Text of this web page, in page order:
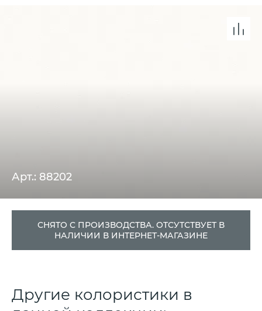
Арт.: 88202
СНЯТО С ПРОИЗВОДСТВА. ОТСУТСТВУЕТ В
НАЛИЧИИ В ИНТЕРНЕТ-МАГАЗИНЕ
Другие колористики в